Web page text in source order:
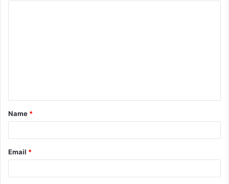
t
*
Name *
Email *